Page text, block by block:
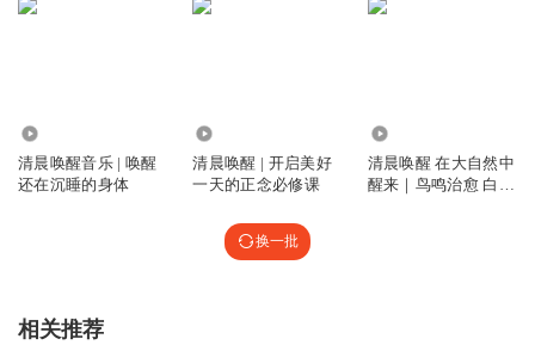
清晨唤醒音乐 | 唤醒
还在沉睡的身体
清晨唤醒 | 开启美好
一天的正念必修课
清晨唤醒 在大自然中
醒来｜鸟鸣治愈 白噪
换一批
相关推荐